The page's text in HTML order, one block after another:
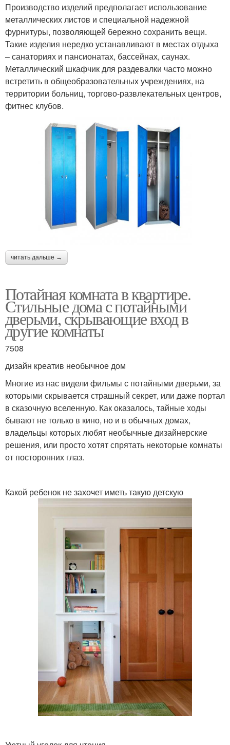
Производство изделий предполагает использование
металлических листов и специальной надежной
фурнитуры, позволяющей бережно сохранить вещи.
Такие изделия нередко устанавливают в местах отдыха
– санаториях и пансионатах, бассейнах, саунах.
Металлический шкафчик для раздевалки часто можно
встретить в общеобразовательных учреждениях, на
территории больниц, торгово-развлекательных центров,
фитнес клубов.
читать дальше →
Потайная комната в квартире.
Стильные дома с потайными
дверьми, скрывающие вход в
другие комнаты
7508
дизайн креатив необычное дом
Многие из нас видели фильмы с потайными дверьми, за
которыми скрывается страшный секрет, или даже портал
в сказочную вселенную. Как оказалось, тайные ходы
бывают не только в кино, но и в обычных домах,
владельцы которых любят необычные дизайнерские
решения, или просто хотят спрятать некоторые комнаты
от посторонних глаз.
Какой ребенок не захочет иметь такую детскую